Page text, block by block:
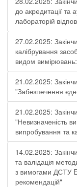
до акредитації та
лабораторій
27.02.2025:
калібрування
видом
21.02.2025:
"Забезпечення
21.02.2025:
"Невизначеність
випробування та
14.02.2025:
та валідація
з вимогами ДСТУ
рекомендацій"